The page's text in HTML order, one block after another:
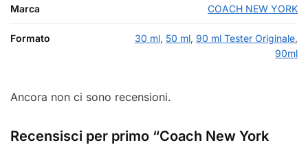
Marca COACH NEW YORK
Formato 30 ml, 50 ml, 90 ml Tester Originale,
90ml
Ancora non ci sono recensioni.
Recensisci per primo “Coach New York